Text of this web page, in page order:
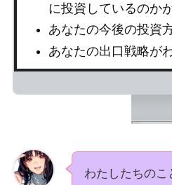
に投資しているのか
あなたの今後の投資
あなたの出口戦略が
わたしたちのこ